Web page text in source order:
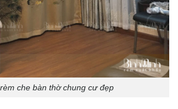
che bàn thờ chung cư đẹp